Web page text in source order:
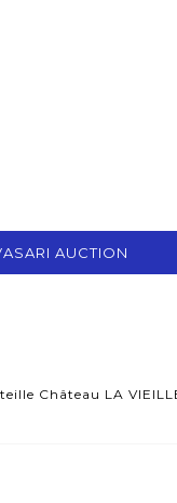
AUCTION
Château LA